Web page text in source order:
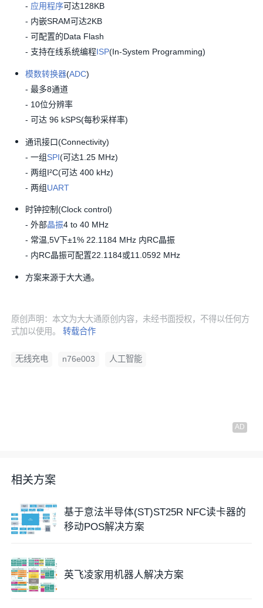
- 应用程序可达128KB
- 内嵌SRAM可达2KB
- 可配置的Data Flash
- 支持在线系统编程ISP(In-System Programming)
模数转换器(ADC)
- 最多8通道
- 10位分辨率
- 可达 96 kSPS(每秒采样率)
通讯接口(Connectivity)
- 一组SPI(可达1.25 MHz)
- 两组I²C(可达 400 kHz)
- 两组UART
时钟控制(Clock control)
- 外部晶振4 to 40 MHz
- 常温,5V下±1% 22.1184 MHz 内RC晶振
- 内RC晶振可配置22.1184或11.0592 MHz
方案来源于大大通。
原创声明：本文为大大通原创内容，未经书面授权，不得以任何方
式加以使用。转载合作
无线充电 n76e003 人工智能
相关方案
基于意法半导体(ST)ST25R NFC读卡器的
移动POS解决方案
英飞凌家用机器人解决方案